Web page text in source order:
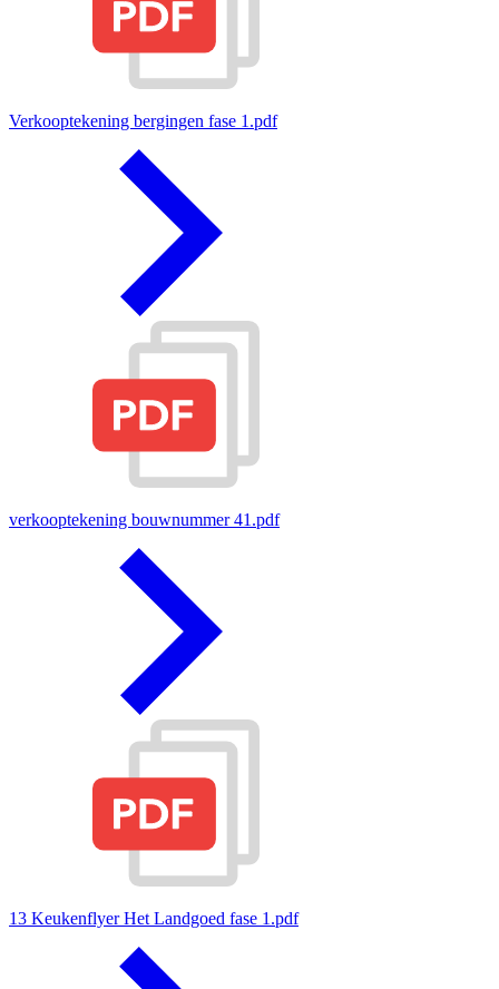
Verkooptekening bergingen fase 1.pdf
verkooptekening bouwnummer 41.pdf
13 Keukenflyer Het Landgoed fase 1.pdf